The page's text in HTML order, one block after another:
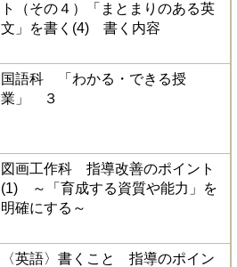
ト（その４）「まとまりのある英
文」を書く(4) 書く内容
国語科 「わかる・できる授
業」 ３
図画工作科 指導改善のポイント
(1) ～「育成する資質や能力」を
明確にする～
〈英語〉書くこと 指導のポイン